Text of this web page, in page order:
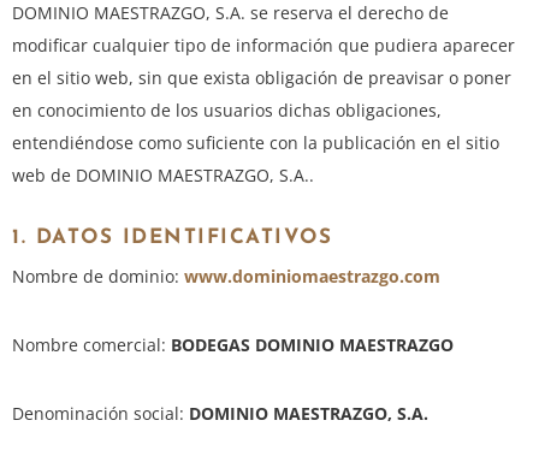
DOMINIO MAESTRAZGO, S.A. se reserva el derecho de
modificar cualquier tipo de información que pudiera aparecer
en el sitio web, sin que exista obligación de preavisar o poner
en conocimiento de los usuarios dichas obligaciones,
entendiéndose como suficiente con la publicación en el sitio
web de DOMINIO MAESTRAZGO, S.A..
1. DATOS IDENTIFICATIVOS
Nombre de dominio: www.dominiomaestrazgo.com
Nombre comercial: BODEGAS DOMINIO MAESTRAZGO
Denominación social: DOMINIO MAESTRAZGO, S.A.